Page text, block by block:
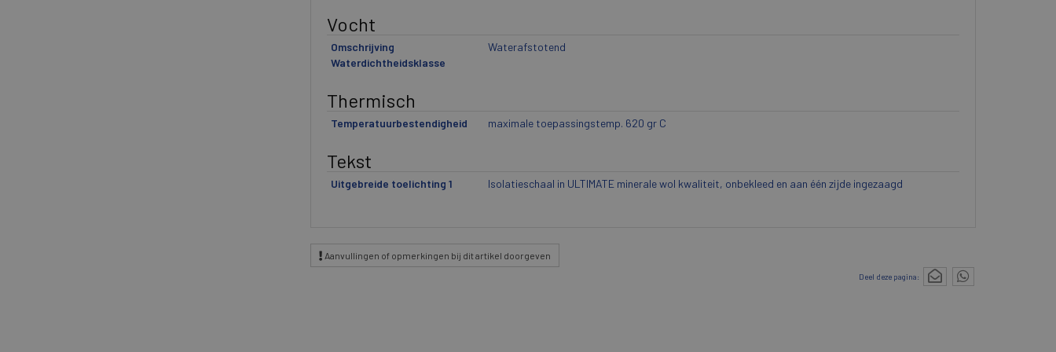
Vocht
Omschrijving
Waterdichtheidsklasse
Waterafstotend
Thermisch
Temperatuurbestendigheid maximale toepassingstemp. 620 gr C
Tekst
Uitgebreide toelichting 1 Isolatieschaal in ULTIMATE minerale wol kwaliteit, onbekleed en aan één zijde ingezaagd
Aanvullingen of opmerkingen bij dit artikel doorgeven
Deel deze pagina: